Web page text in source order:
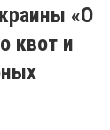
«О
квот и